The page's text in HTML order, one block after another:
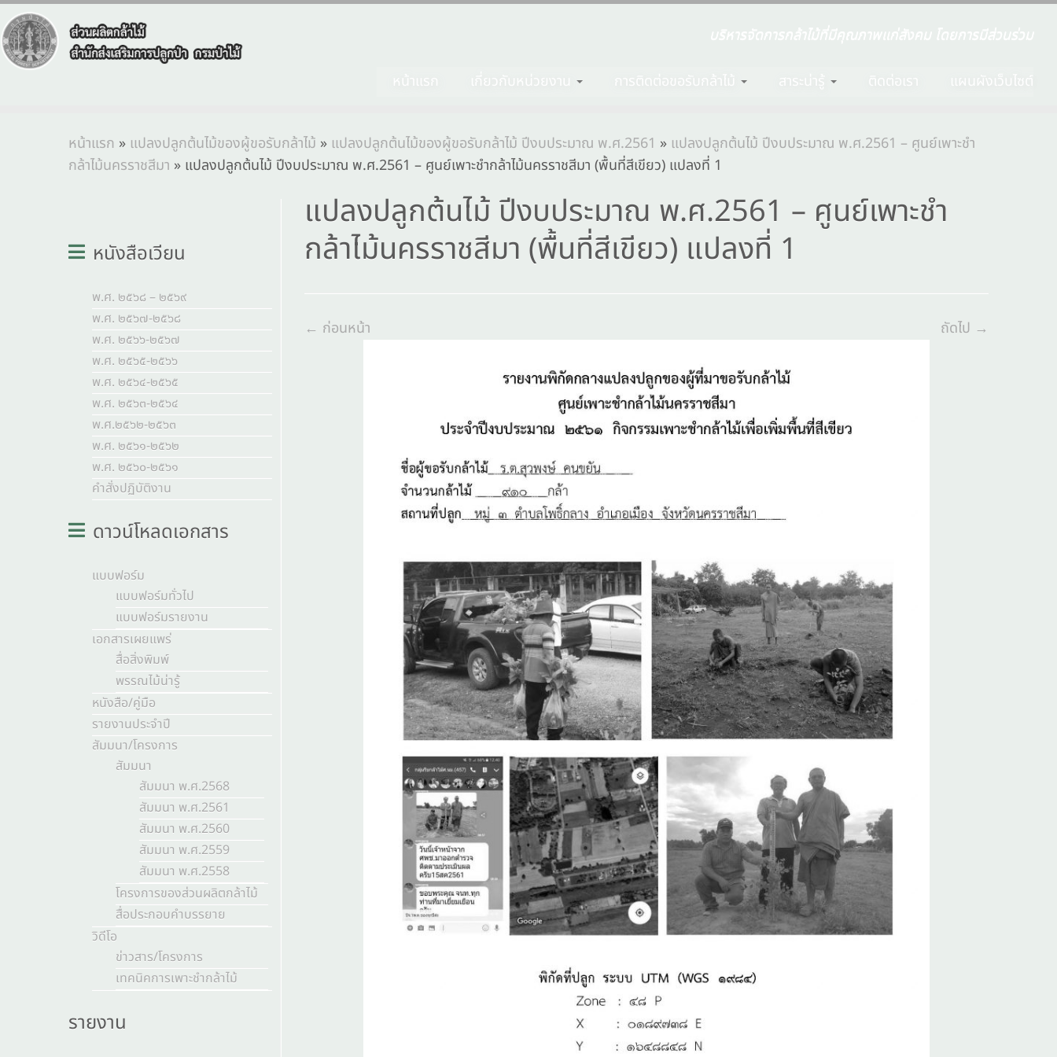
การติดต่อขอรับกล้าไม้ ติดต่อเรา แผนผังเว็บไซต์
หน้าแรก » แปลงปลูกต้นไม้ของผู้ขอรับกล้าไม้ » แปลงปลูกต้นไม้ของผู้ขอรับกล้าไม้ ปีงบประมาณ พ.ศ.2561 » แปลงปลูกต้นไม้ ปีงบประมาณ พ.ศ.2561 – ศูนย์เพาะชำ
กล้าไม้นครราชสีมา » แปลงปลูกต้นไม้ ปีงบประมาณ พ.ศ.2561 – ศูนย์เพาะชำกล้าไม้นครราชสีมา (พื้นที่สีเขียว) แปลงที่ 1
หนังสือเวียน
พ.ศ. ๒๕๖๘ – ๒๕๖๙
พ.ศ. ๒๕๖๗-๒๕๖๘
พ.ศ. ๒๕๖๖-๒๕๖๗
พ.ศ. ๒๕๖๕-๒๕๖๖
พ.ศ. ๒๕๖๔-๒๕๖๕
พ.ศ. ๒๕๖๓-๒๕๖๔
พ.ศ.๒๕๖๒-๒๕๖๓
พ.ศ. ๒๕๖๑-๒๕๖๒
พ.ศ. ๒๕๖๐-๒๕๖๑
คำสั่งปฏิบัติงาน
ดาวน์โหลดเอกสาร
แบบฟอร์ม
แบบฟอร์มทั่วไป
แบบฟอร์มรายงาน
เอกสารเผยแพร่
สื่อสิ่งพิมพ์
พรรณไม้น่ารู้
หนังสือ/คู่มือ
รายงานประจำปี
สัมมนา/โครงการ
สัมมนา
สัมมนา พ.ศ.2568
สัมมนา พ.ศ.2561
สัมมนา พ.ศ.2560
สัมมนา พ.ศ.2559
สัมมนา พ.ศ.2558
โครงการของส่วนผลิตกล้าไม้
สื่อประกอบคำบรรยาย
วิดีโอ
ข่าวสาร/โครงการ
เทคนิคการเพาะชำกล้าไม้
รายงาน
แปลงปลูกต้นไม้ ปีงบประมาณ พ.ศ.2561 – ศูนย์เพาะชำ
กล้าไม้นครราชสีมา (พื้นที่สีเขียว) แปลงที่ 1
← ก่อนหน้า ถัดไป →